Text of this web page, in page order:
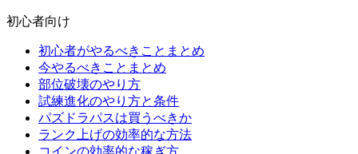
初心者向け
初心者がやるべきことまとめ
今やるべきことまとめ
部位破壊のやり方
試練進化のやり方と条件
パズドラパスは買うべきか
ランク上げの効率的な方法
コインの効率的な稼ぎ方